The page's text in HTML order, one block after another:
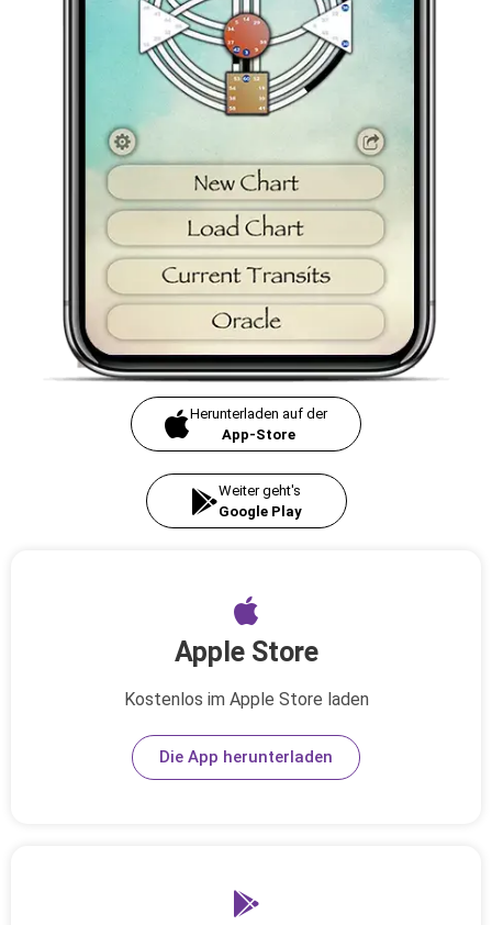
Herunterladen auf der
App-Store
Weiter geht's
Google Play
Apple Store
Kostenlos im Apple Store laden
Die App herunterladen